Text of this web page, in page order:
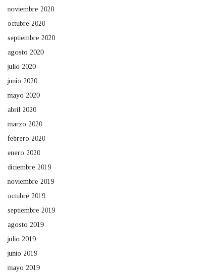
noviembre 2020
octubre 2020
septiembre 2020
agosto 2020
julio 2020
junio 2020
mayo 2020
abril 2020
marzo 2020
febrero 2020
enero 2020
diciembre 2019
noviembre 2019
octubre 2019
septiembre 2019
agosto 2019
julio 2019
junio 2019
mayo 2019